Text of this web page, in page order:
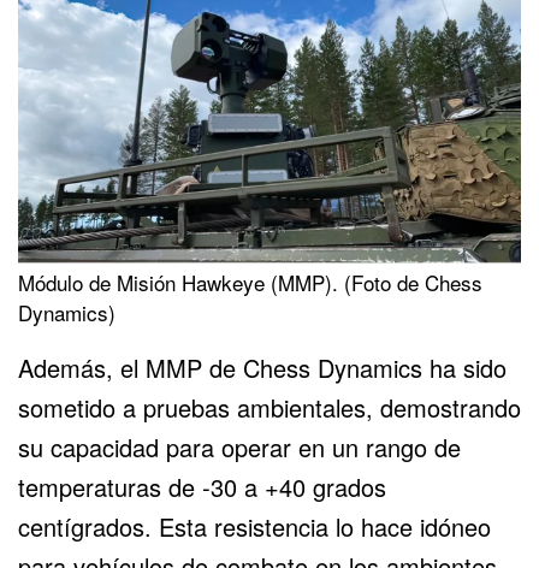
Módulo de Misión Hawkeye (MMP). (Foto de Chess
Dynamics)
Además, el MMP de Chess Dynamics ha sido
sometido a pruebas ambientales, demostrando
su capacidad para operar en un rango de
temperaturas de -30 a +40 grados
centígrados. Esta resistencia lo hace idóneo